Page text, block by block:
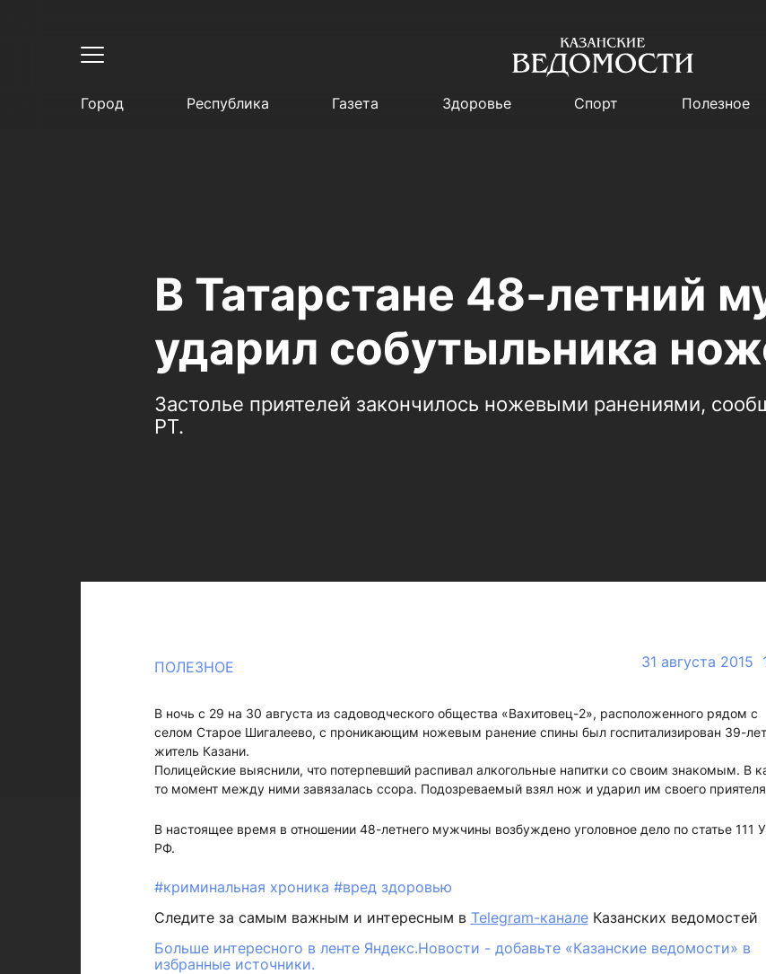
Город Республика Газета Здоровье Спорт Полезное
В Татарстане 48-летний
ударил собутыльника
Застолье приятелей закончилось ножевыми ранениями,
РТ.
ПОЛЕЗНОЕ 31 августа 2015
В ночь с 29 на 30 августа из садоводческого общества «Вахитовец-2», расположенного рядом с
селом Старое Шигалеево, с проникающим ножевым ранение спины был госпитализирован 39-
житель Казани.
Полицейские выяснили, что потерпевший распивал алкогольные напитки со своим знакомым. В
то момент между ними завязалась ссора. Подозреваемый взял нож и ударил им своего
В настоящее время в отношении 48-летнего мужчины возбуждено уголовное дело по статье 111
РФ.
#криминальная хроника #вред здоровью
Следите за самым важным и интересным в Telegram-каналеКазанских ведомостей
Больше интересного в ленте Яндекс.Новости - добавьте «Казанские ведомости» в
избранные источники.